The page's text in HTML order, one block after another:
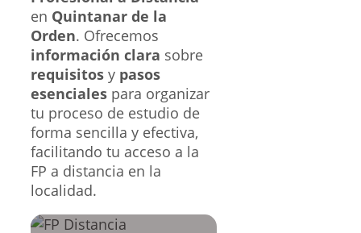
en Quintanar de la
Orden. Ofrecemos
información clara sobre
requisitos y pasos
esenciales para organizar
tu proceso de estudio de
forma sencilla y efectiva,
facilitando tu acceso a la
FP a distancia en la
localidad.